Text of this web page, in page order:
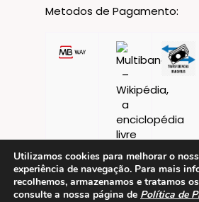
Metodos de Pagamento:
Utilizamos cookies para melhorar o
experiência de navegação. Para mais
recolhemos, armazenamos e tratamos
consulte a nossa página de Política de